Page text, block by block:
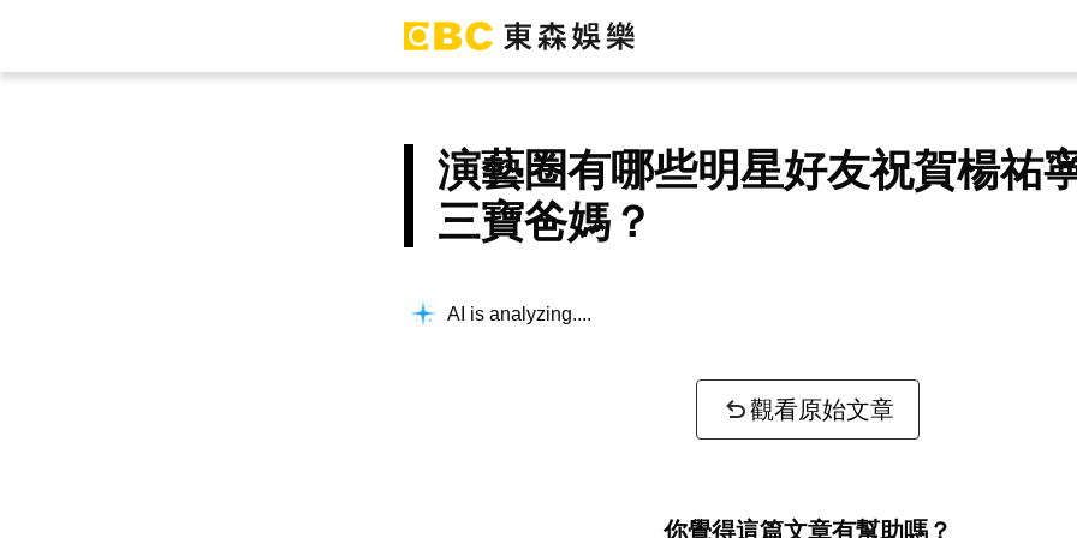
演藝圈有哪些明星好友祝賀楊祐
三寶爸媽？
AI is analyzing...
觀看原始文章
你覺得這篇文章有幫助嗎？